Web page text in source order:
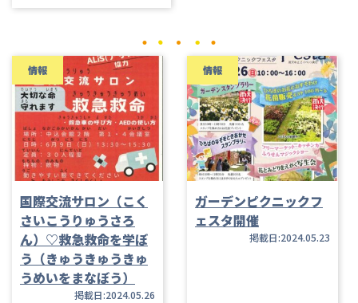
情報
国際交流サロン（こく
さいこうりゅうさろ
ん）♡救急救命を学ぼ
う（きゅうきゅうきゅ
うめいをまなぼう）
掲載日:2024.05.26
情報
ガーデンピクニックフ
ェスタ開催
掲載日:2024.05.23